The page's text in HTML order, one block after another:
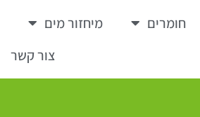
חומרים מיחזור מים
צור קשר